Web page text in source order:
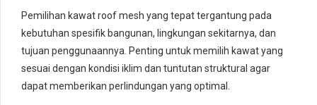
Pemilihan kawat roof mesh yang tepat tergantung pada
kebutuhan spesifik bangunan, lingkungan sekitarnya, dan
tujuan penggunaannya. Penting untuk memilih kawat yang
sesuai dengan kondisi iklim dan tuntutan struktural agar
dapat memberikan perlindungan yang optimal.